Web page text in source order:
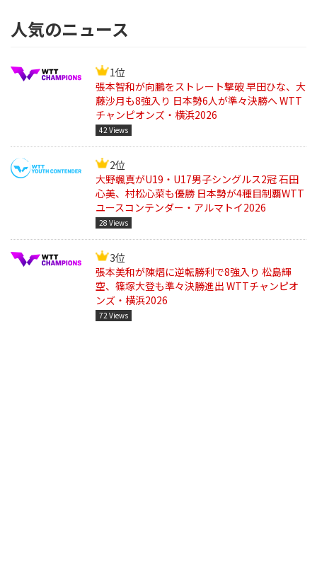
人気のニュース
1位
張本智和が向鵬をストレート撃破 早田ひな、大
藤沙月も8強入り 日本勢6人が準々決勝へ WTT
チャンピオンズ・横浜2026
42 Views
2位
大野颯真がU19・U17男子シングルス2冠 石田
心美、村松心菜も優勝 日本勢が4種目制覇WTT
ユースコンテンダー・アルマトイ2026
28 Views
3位
張本美和が陳熠に逆転勝利で8強入り 松島輝
空、篠塚大登も準々決勝進出 WTTチャンピオ
ンズ・横浜2026
72 Views